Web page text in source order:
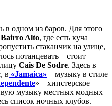
в одном из баров. Для этого
Bairro Alto, где есть куча
стаканчик на улице,
потанцевать – стоит
Cais De Sodre. Здесь в
в «Jamaica» – музыку в стиле
» – хипстерское
музыку местных модных
список ночных клубов.